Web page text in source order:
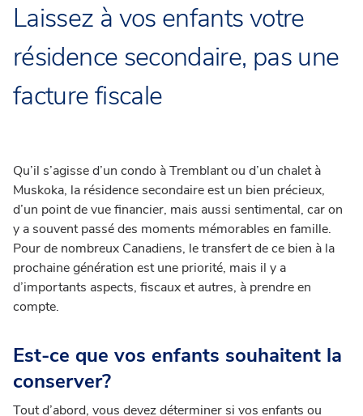
Laissez à vos enfants votre
résidence secondaire, pas une
facture fiscale
Qu’il s’agisse d’un condo à Tremblant ou d’un chalet à
Muskoka, la résidence secondaire est un bien précieux,
d’un point de vue financier, mais aussi sentimental, car on
y a souvent passé des moments mémorables en famille.
Pour de nombreux Canadiens, le transfert de ce bien à la
prochaine génération est une priorité, mais il y a
d’importants aspects, fiscaux et autres, à prendre en
compte.
Est-ce que vos enfants souhaitent la
conserver?
Tout d’abord, vous devez déterminer si vos enfants ou